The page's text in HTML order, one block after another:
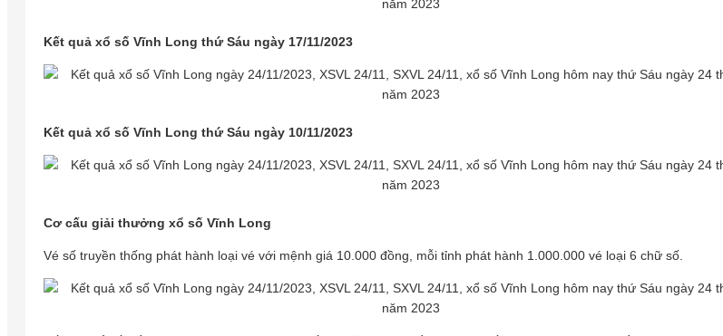
Kết quả xổ số Vĩnh Long thứ Sáu ngày 17/11/2023
Kết quả xổ số Vĩnh Long thứ Sáu ngày 10/11/2023
Cơ cấu giải thưởng xổ số Vĩnh Long
Vé số truyền thống phát hành loại vé với mệnh giá 10.000 đồng, mỗi tỉnh phát hành 1.000.000 vé loại 6 chữ số.